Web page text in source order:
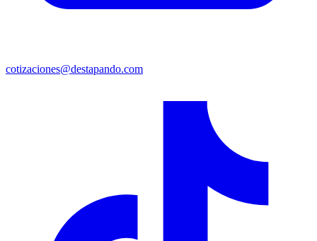
cotizaciones@destapando.com